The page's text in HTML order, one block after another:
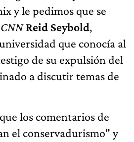
y le pedimos que se
CNN Reid Seybold,
que conocía al
de su expulsión del
a discutir temas de
los comentarios de
el conservadurismo" y